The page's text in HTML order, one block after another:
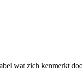
wat zich kenmerkt